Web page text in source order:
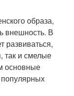
образа,
внешность. В
развиваться,
так и смелые
основные